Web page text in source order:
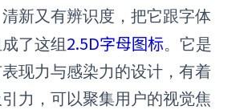
新又有辨识度，把它跟字体
了这组 2.5D字母图标。它是
现力与感染力的设计，有着
力，可以聚集用户的视觉焦